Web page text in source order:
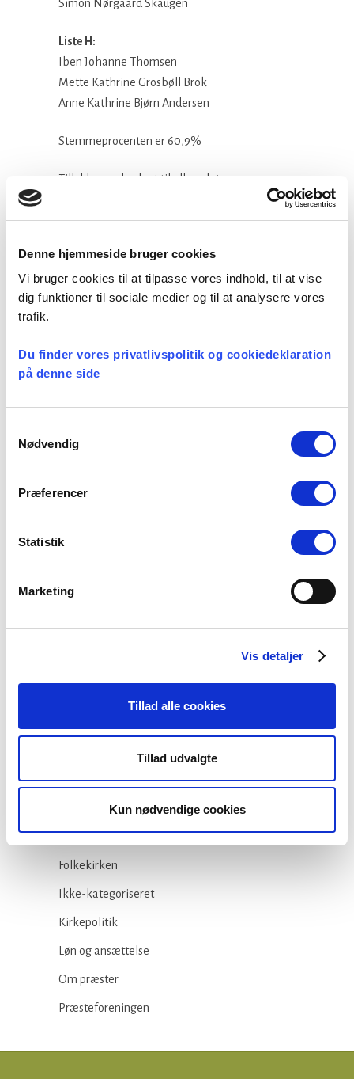
Denne hjemmeside bruger cookies
Vi bruger cookies til at tilpasse vores indhold, til at vise
dig funktioner til sociale medier og til at analysere vores
trafik.
Du finder vores privatlivspolitik og cookiedeklaration
på denne side
Nødvendig
Præferencer
Statistik
Marketing
Vis detaljer
Tillad alle cookies
Tillad udvalgte
Kun nødvendige cookies
Simon Nørgaard Skaugen
Liste H:
Iben Johanne Thomsen
Mette Kathrine Grosbøll Brok
Anne Kathrine Bjørn Andersen
Stemmeprocenten er 60,9%
Tillykke med valget til alle valgte
Kategorier:
Arbejdsmiljø
Blogindlæg
Folkekirken
Ikke-kategoriseret
Kirkepolitik
Løn og ansættelse
Om præster
Præsteforeningen